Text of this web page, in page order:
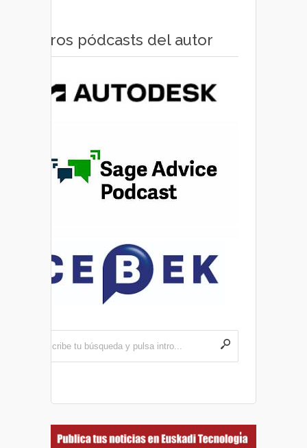
Otros pódcasts del autor